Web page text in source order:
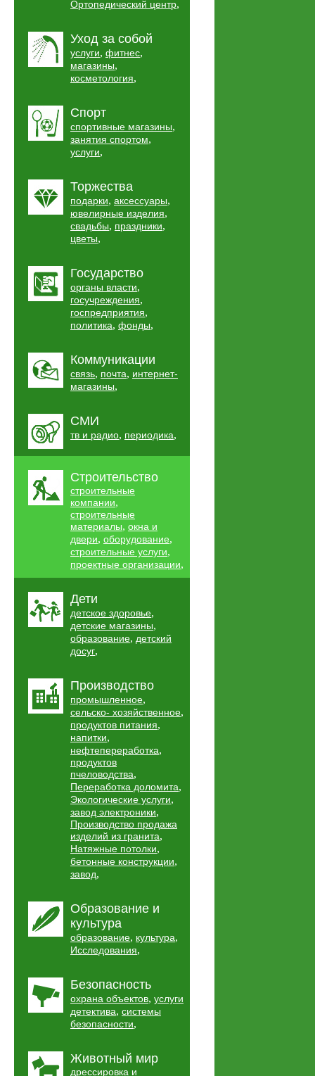
Ортопедический центр,
Уход за собой
услуги, фитнес,
магазины,
косметология,
Спорт
спортивные магазины,
занятия спортом,
услуги,
Торжества
подарки, аксессуары,
ювелирные изделия,
свадьбы, праздники,
цветы,
Государство
органы власти,
госучреждения,
госпредприятия,
политика, фонды,
Коммуникации
связь, почта, интернет-
магазины,
СМИ
тв и радио, периодика,
Строительство
строительные
компании,
строительные
материалы, окна и
двери, оборудование,
строительные услуги,
проектные организации,
Дети
детское здоровье,
детские магазины,
образование, детский
досуг,
Производство
промышленное,
сельско- хозяйственное,
продуктов питания,
напитки,
нефтепереработка,
продуктов
пчеловодства,
Переработка доломита,
Экологические услуги,
завод электроники,
Производство продажа
изделий из гранита,
Натяжные потолки,
бетонные конструкции,
завод,
Образование и
культура
образование, культура,
Исследования,
Безопасность
охрана объектов, услуги
детектива, системы
безопасности,
Животный мир
дрессировка и